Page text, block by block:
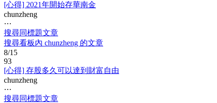
[心得] 2021年開始存華南金
chunzheng
⋯
搜尋同標題文章
搜尋看板內 chunzheng 的文章
8/15
93
[心得] 存股多久可以達到財富自由
chunzheng
⋯
搜尋同標題文章